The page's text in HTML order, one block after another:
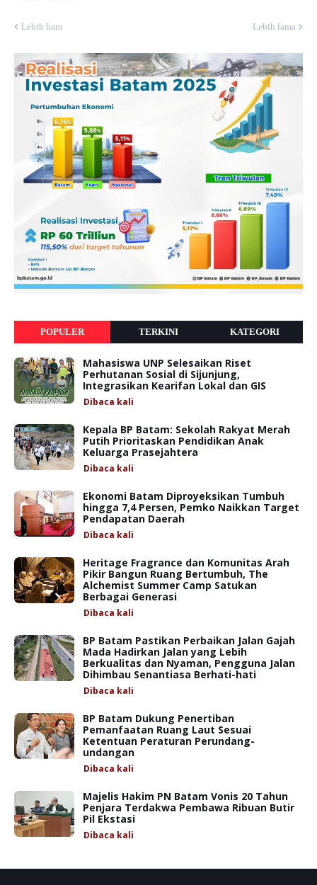
Lebih baru Lebih lama
POPULER TERKINI KATEGORI
Mahasiswa UNP Selesaikan Riset
Perhutanan Sosial di Sijunjung,
Integrasikan Kearifan Lokal dan GIS
Dibaca kali
Kepala BP Batam: Sekolah Rakyat Merah
Putih Prioritaskan Pendidikan Anak
Keluarga Prasejahtera
Dibaca kali
Ekonomi Batam Diproyeksikan Tumbuh
hingga 7,4 Persen, Pemko Naikkan Target
Pendapatan Daerah
Dibaca kali
Heritage Fragrance dan Komunitas Arah
Pikir Bangun Ruang Bertumbuh, The
Alchemist Summer Camp Satukan
Berbagai Generasi
Dibaca kali
BP Batam Pastikan Perbaikan Jalan Gajah
Mada Hadirkan Jalan yang Lebih
Berkualitas dan Nyaman, Pengguna Jalan
Dihimbau Senantiasa Berhati-hati
Dibaca kali
BP Batam Dukung Penertiban
Pemanfaatan Ruang Laut Sesuai
Ketentuan Peraturan Perundang-
undangan
Dibaca kali
Majelis Hakim PN Batam Vonis 20 Tahun
Penjara Terdakwa Pembawa Ribuan Butir
Pil Ekstasi
Dibaca kali